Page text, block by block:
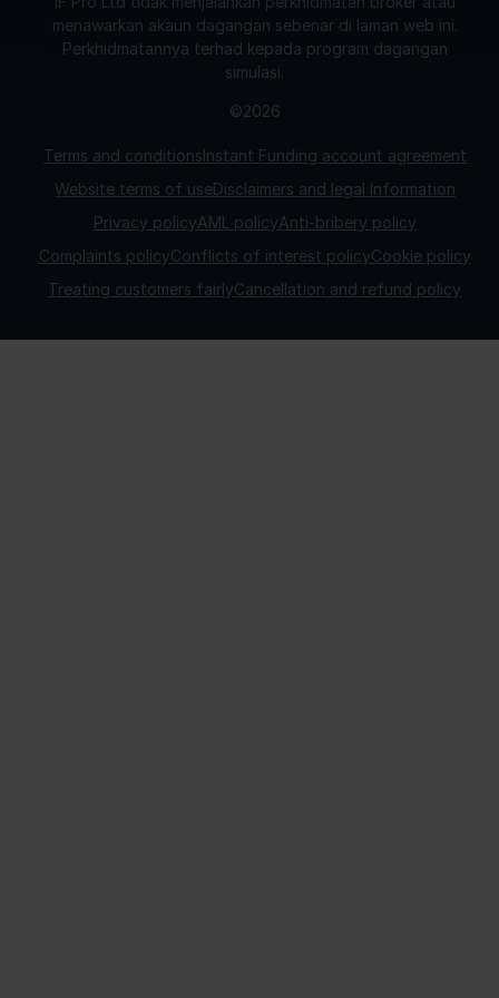
Terms and conditionsInstant Funding account agreement
Website terms of useDisclaimers and legal Information
Privacy policyAML policyAnti-bribery policy
Complaints policyConflicts of interest policyCookie policy
Treating customers fairlyCancellation and refund policy
menawarkan akaun dagangan sebenar di laman web ini.
Perkhidmatannya terhad kepada program dagangan
simulasi.
©2026